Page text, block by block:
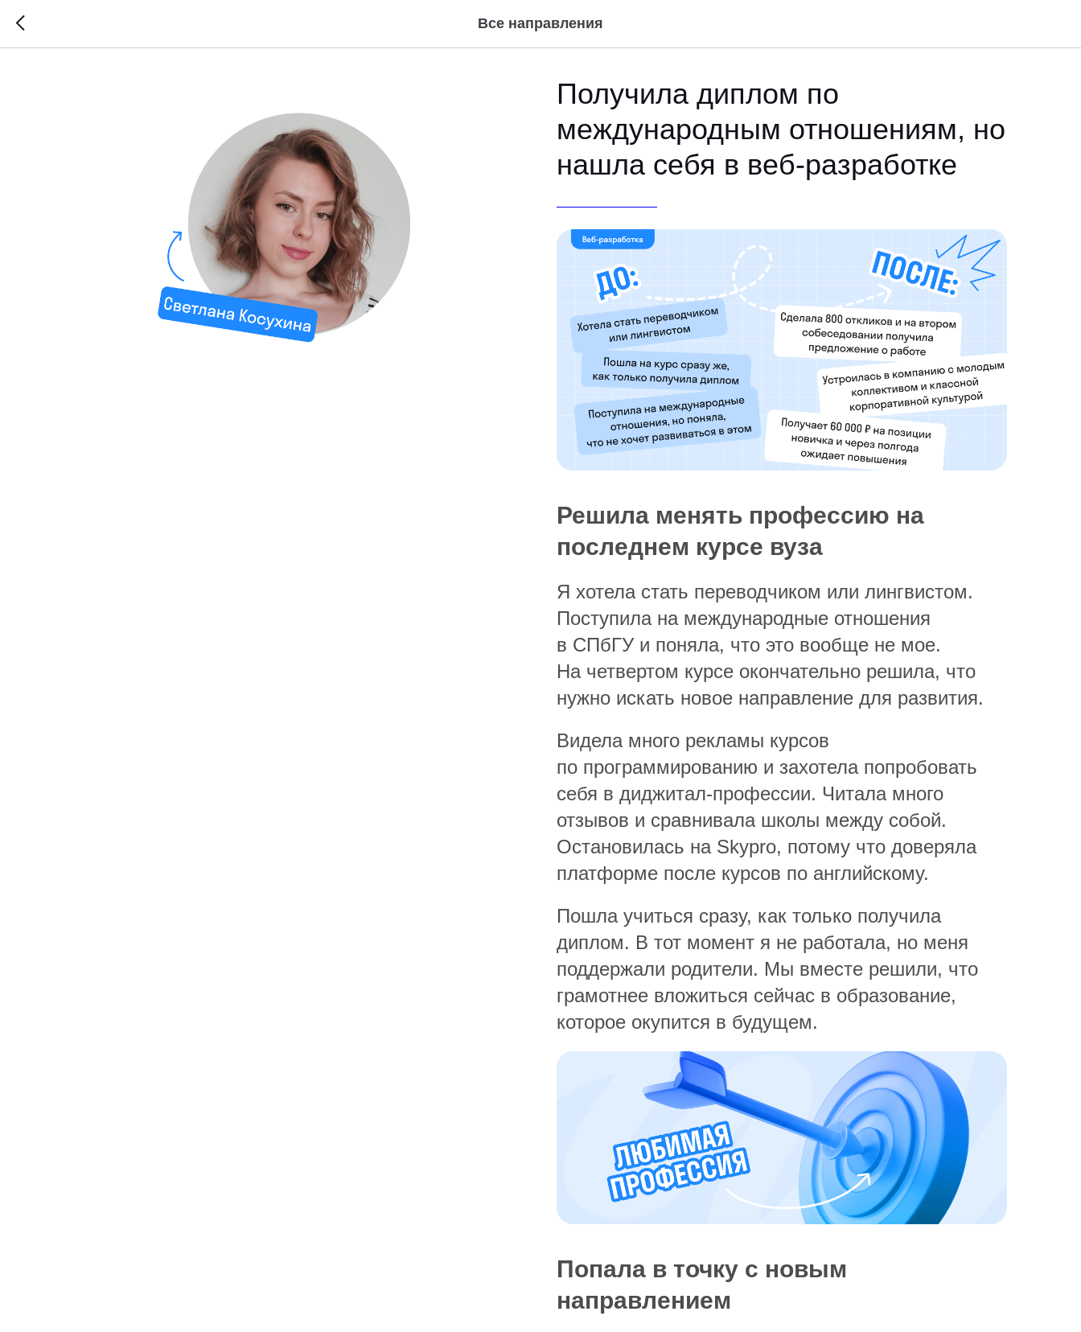
Все направления
Получила диплом по
международным отношениям, но
нашла себя в веб-разработке
Решила менять профессию на
последнем курсе вуза
Я хотела стать переводчиком или лингвистом.
Поступила на международные отношения
в СПбГУ и поняла, что это вообще не мое.
На четвертом курсе окончательно решила, что
нужно искать новое направление для развития.
Видела много рекламы курсов
по программированию и захотела попробовать
себя в диджитал-профессии. Читала много
отзывов и сравнивала школы между собой.
Остановилась на Skypro, потому что доверяла
платформе после курсов по английскому.
Пошла учиться сразу, как только получила
диплом. В тот момент я не работала, но меня
поддержали родители. Мы вместе решили, что
грамотнее вложиться сейчас в образование,
которое окупится в будущем.
Попала в точку с новым
направлением